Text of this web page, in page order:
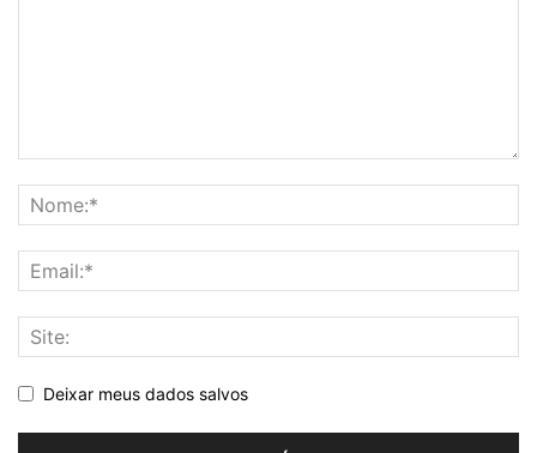
Deixar meus dados salvos